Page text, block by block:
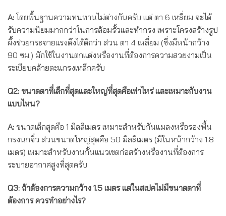
A: โดยพื้นฐานความทนทานไม่ต่างกันครับ แต่ ตา 6 เหลี่ยม จะได้
รับความนิยมมากกว่าในการล้อมรั้วและทำกรง เพราะโครงสร้างรูป
ผึ้งช่วยกระจายแรงดึงได้ดีกว่า ส่วน ตา 4 เหลี่ยม (ซึ่งมีหน้ากว้าง
90 ซม.) มักใช้ในงานตกแต่งหรืองานที่ต้องการความสวยงามเป็น
ระเบียบคล้ายตะแกรงเหล็กครับ
Q2: ขนาดตาที่เล็กที่สุดและใหญ่ที่สุดคือเท่าไหร่ และเหมาะกับงาน
แบบไหน?
A: ขนาดเล็กสุดคือ 1 มิลลิเมตร เหมาะสำหรับกันแมลงหรือรองพื้น
กรงนกจิ๋ว ส่วนขนาดใหญ่สุดคือ 50 มิลลิเมตร (มีในหน้ากว้าง 1.8
เมตร) เหมาะสำหรับงานกั้นแนวเขตก่อสร้างหรืองานที่ต้องการ
ระบายอากาศสูงที่สุดครับ
Q3: ถ้าต้องการความกว้าง 1.5 เมตร แต่ในสเปคไม่มีขนาดตาที่
ต้องการ ควรทำอย่างไร?